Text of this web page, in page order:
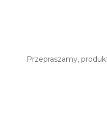
Przepraszamy,